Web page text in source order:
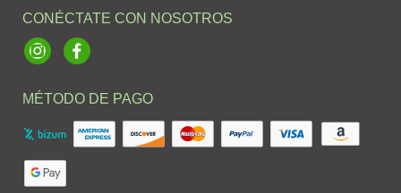
CONÉCTATE CON NOSOTROS
InstagramFacebook
MÉTODO DE PAGO